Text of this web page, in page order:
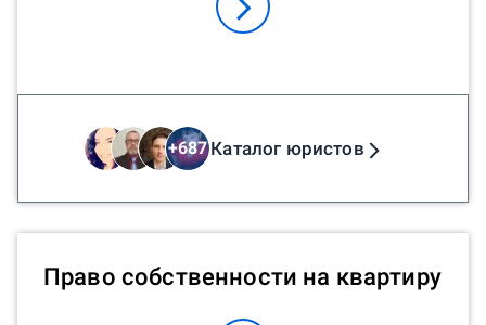
+687Каталог юристов
Право собственности на квартиру